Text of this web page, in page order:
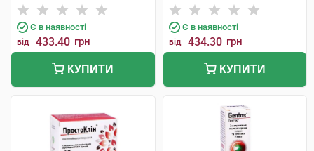
Є в наявності
від 433.40 грн
КУПИТИ
Є в наявності
від 434.30 грн
КУПИТИ